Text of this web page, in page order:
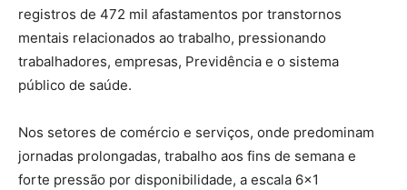
registros de 472 mil afastamentos por transtornos
mentais relacionados ao trabalho, pressionando
trabalhadores, empresas, Previdência e o sistema
público de saúde.
Nos setores de comércio e serviços, onde predominam
jornadas prolongadas, trabalho aos fins de semana e
forte pressão por disponibilidade, a escala 6×1